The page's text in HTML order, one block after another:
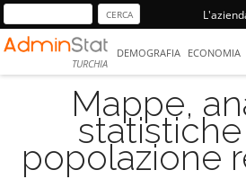
TURCHIA
DEMOGRAFIA ECONOMIA
Mappe,
popolazione